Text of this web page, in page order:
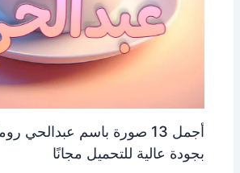
أجمل 13 صورة باسم عبدالحي
بجودة عالية للتحميل مجانًا